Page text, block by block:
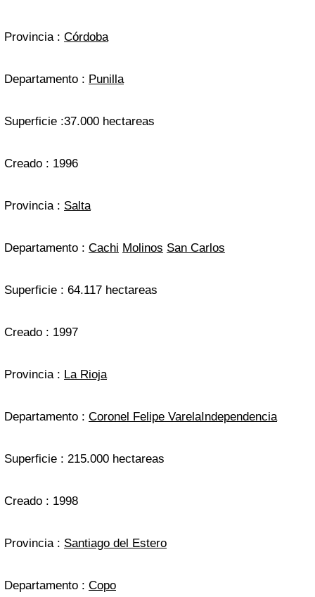
Provincia : Córdoba
Departamento : Punilla
Superficie :37.000 hectareas
Creado : 1996
Provincia : Salta
Departamento : Cachi Molinos San Carlos
Superficie : 64.117 hectareas
Creado : 1997
Provincia : La Rioja
Departamento : Coronel Felipe VarelaIndependencia
Superficie : 215.000 hectareas
Creado : 1998
Provincia : Santiago del Estero
Departamento : Copo